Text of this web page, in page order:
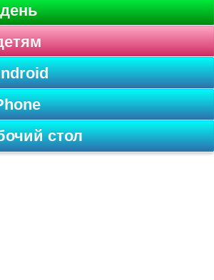
стол